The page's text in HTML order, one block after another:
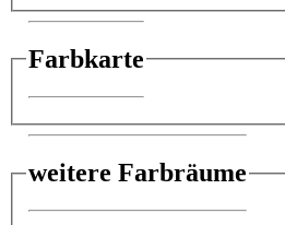
Farbkarte
weitere Farbräume